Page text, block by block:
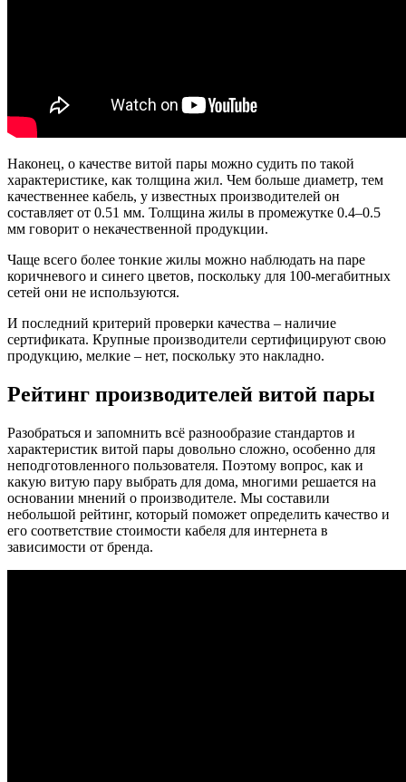
Наконец, о качестве витой пары можно судить по такой
характеристике, как толщина жил. Чем больше диаметр, тем
качественнее кабель, у известных производителей он
составляет от 0.51 мм. Толщина жилы в промежутке 0.4–0.5
мм говорит о некачественной продукции.
Чаще всего более тонкие жилы можно наблюдать на паре
коричневого и синего цветов, поскольку для 100-мегабитных
сетей они не используются.
И последний критерий проверки качества – наличие
сертификата. Крупные производители сертифицируют свою
продукцию, мелкие – нет, поскольку это накладно.
Рейтинг производителей витой пары
Разобраться и запомнить всё разнообразие стандартов и
характеристик витой пары довольно сложно, особенно для
неподготовленного пользователя. Поэтому вопрос, как и
какую витую пару выбрать для дома, многими решается на
основании мнений о производителе. Мы составили
небольшой рейтинг, который поможет определить качество и
его соответствие стоимости кабеля для интернета в
зависимости от бренда.